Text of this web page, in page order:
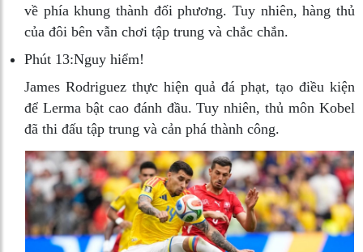
về phía khung thành đối phương. Tuy nhiên, hàng thủ
của đôi bên vẫn chơi tập trung và chắc chắn.
Phút 13:Nguy hiểm!
James Rodriguez thực hiện quả đá phạt, tạo điều kiện
để Lerma bật cao đánh đầu. Tuy nhiên, thủ môn Kobel
đã thi đấu tập trung và cản phá thành công.